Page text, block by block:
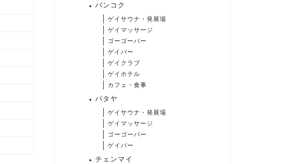
バンコク
ゲイサウナ・発展場
ゲイマッサージ
ゴーゴーバー
ゲイバー
ゲイクラブ
ゲイホテル
カフェ・食事
パタヤ
ゲイサウナ・発展場
ゲイマッサージ
ゴーゴーバー
ゲイバー
チェンマイ